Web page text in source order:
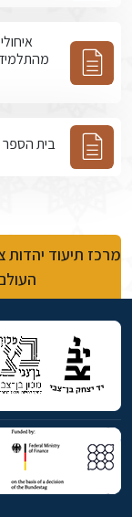
בית הספר
מרכז תיעוד